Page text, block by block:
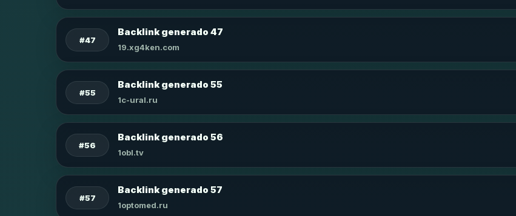
#47
Backlink generado 47
19.xg4ken.com
#55
Backlink generado 55
1c-ural.ru
#56
Backlink generado 56
1obl.tv
#57
Backlink generado 57
1optomed.ru